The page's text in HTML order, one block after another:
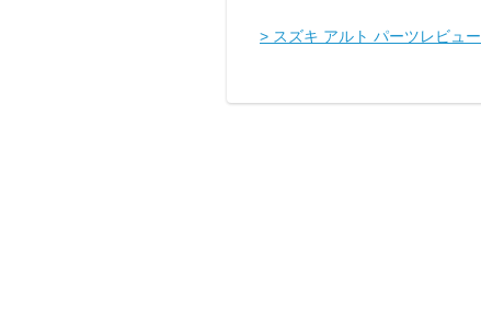
> スズキ アルト パーツレビュー